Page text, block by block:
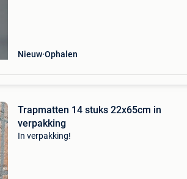
Nieuw Ophalen
Trapmatten 14 stuks 22x65cm in
verpakking
In verpakking!